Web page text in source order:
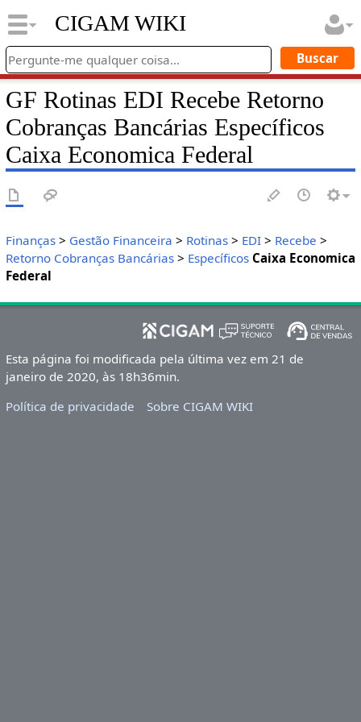
CIGAM WIKI
GF Rotinas EDI Recebe Retorno
Cobranças Bancárias Específicos
Caixa Economica Federal
Finanças> Gestão Financeira > Rotinas> EDI> Recebe >
Retorno Cobranças Bancárias> Específicos Caixa Economica
Federal
Esta página foi modificada pela última vez em 21 de
janeiro de 2020, às 18h36min.
Política de privacidade
Sobre CIGAM WIKI